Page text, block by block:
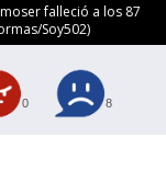
falleció a los 87
Soy502)
0 8